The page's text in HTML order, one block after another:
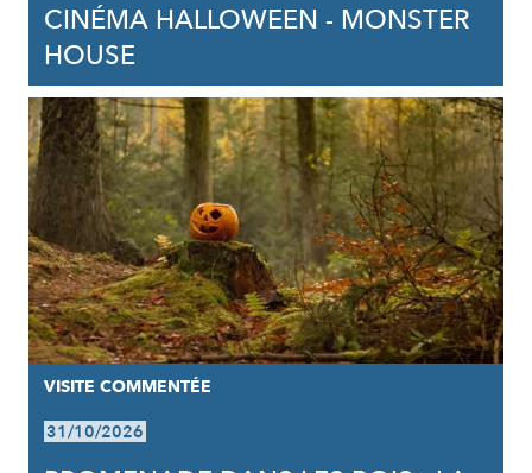
CINÉMA HALLOWEEN - MONSTER
HOUSE
VISITE COMMENTÉE
31/10/2026